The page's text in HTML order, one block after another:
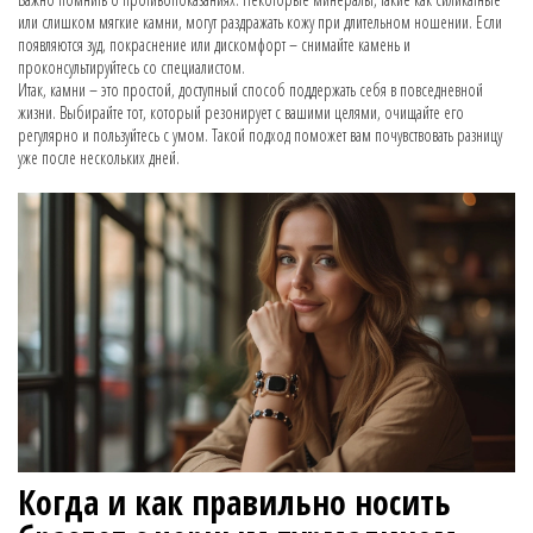
или слишком мягкие камни, могут раздражать кожу при длительном ношении. Если
появляются зуд, покраснение или дискомфорт – снимайте камень и
проконсультируйтесь со специалистом.
Итак, камни – это простой, доступный способ поддержать себя в повседневной
жизни. Выбирайте тот, который резонирует с вашими целями, очищайте его
регулярно и пользуйтесь с умом. Такой подход поможет вам почувствовать разницу
уже после нескольких дней.
Когда и как правильно носить